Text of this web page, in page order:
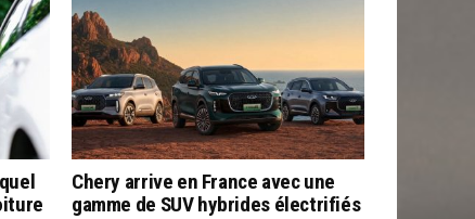
Chery arrive en France avec une
gamme de SUV hybrides électrifiés